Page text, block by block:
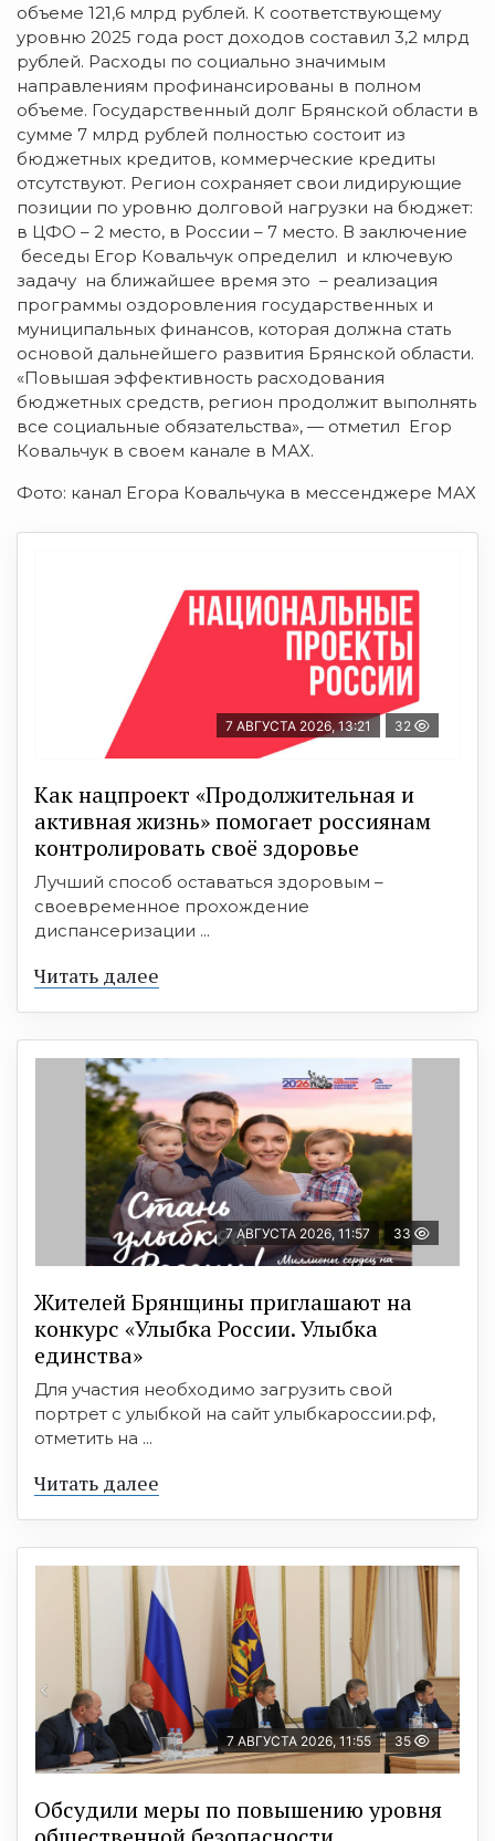
объеме 121,6 млрд рублей. К соответствующему
уровню 2025 года рост доходов составил 3,2 млрд
рублей. Расходы по социально значимым
направлениям профинансированы в полном
объеме. Государственный долг Брянской области в
сумме 7 млрд рублей полностью состоит из
бюджетных кредитов, коммерческие кредиты
отсутствуют. Регион сохраняет свои лидирующие
позиции по уровню долговой нагрузки на бюджет:
в ЦФО – 2 место, в России – 7 место. В заключение
беседы Егор Ковальчук определил и ключевую
задачу на ближайшее время это – реализация
программы оздоровления государственных и
муниципальных финансов, которая должна стать
основой дальнейшего развития Брянской области.
«Повышая эффективность расходования
бюджетных средств, регион продолжит выполнять
все социальные обязательства», — отметил Егор
Ковальчук в своем канале в МАХ.
Фото: канал Егора Ковальчука в мессенджере МАХ
7 АВГУСТА 2026, 13:21 32
Как нацпроект «Продолжительная и
активная жизнь» помогает россиянам
контролировать своё здоровье
Лучший способ оставаться здоровым –
своевременное прохождение
диспансеризации ...
Читать далее
7 АВГУСТА 2026, 11:57 33
Жителей Брянщины приглашают на
конкурс «Улыбка России. Улыбка
единства»
Для участия необходимо загрузить свой
портрет с улыбкой на сайт улыбкароссии.рф,
отметить на ...
Читать далее
7 АВГУСТА 2026, 11:55 35
Обсудили меры по повышению уровня